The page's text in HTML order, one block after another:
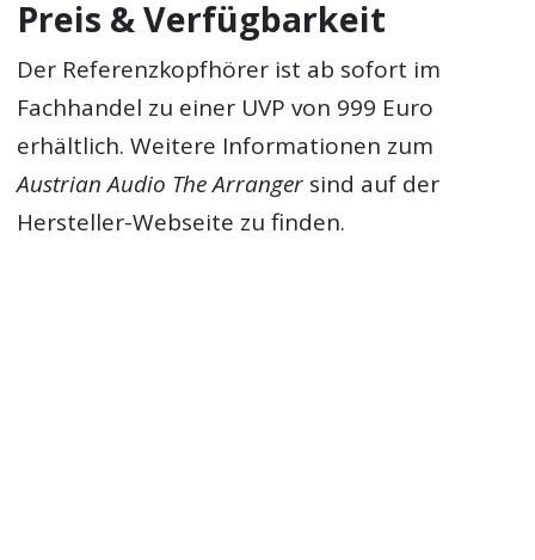
Preis & Verfügbarkeit
Der Referenzkopfhörer ist ab sofort im
Fachhandel zu einer UVP von 999 Euro
erhältlich. Weitere Informationen zum
Austrian Audio The Arranger sind auf der
Hersteller-Webseite zu finden.